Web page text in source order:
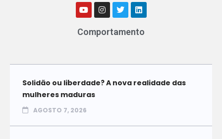
Comportamento
Solidão ou liberdade? A nova realidade das
mulheres maduras
AGOSTO 7, 2026